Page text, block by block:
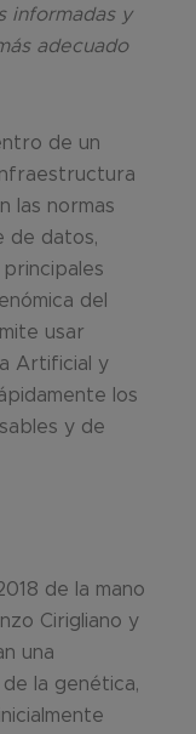
informadas y
adecuado
de un
las normas
de datos,
del
usar
Artificial y
los
y de
de la mano
Cirigliano y
una
la genética,